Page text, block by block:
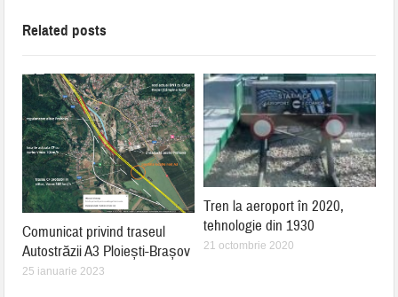
Related posts
Comunicat privind traseul
Autostrăzii A3 Ploiești-Brașov
25 ianuarie 2023
Tren la aeroport în 2020,
tehnologie din 1930
21 octombrie 2020